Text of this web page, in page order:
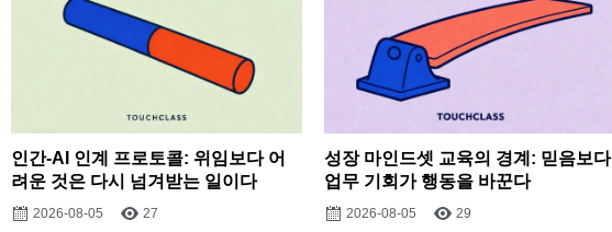
인간-AI 인계 프로토콜: 위임보다 어
려운 것은 다시 넘겨받는 일이다
2026-08-05 27
성장 마인드셋 교육의 경계: 믿음보다
업무 기회가 행동을 바꾼다
2026-08-05 29